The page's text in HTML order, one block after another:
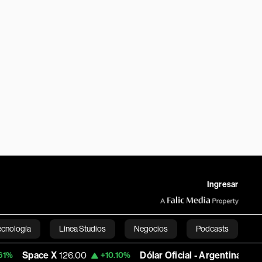
Ingresar
Línea Studios Negocios Podcasts
English
126.00 +10.10% Dólar Oficial - Argentina 1,495.9529